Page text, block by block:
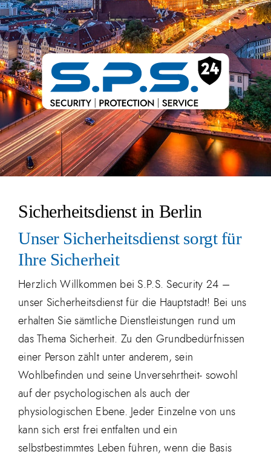
Sicherheitsdienst in Berlin
Unser Sicherheitsdienst sorgt für
Ihre Sicherheit
Herzlich Willkommen bei S.P.S. Security 24 –
unser Sicherheitsdienst für die Hauptstadt! Bei uns
erhalten Sie sämtliche Dienstleistungen rund um
das Thema Sicherheit. Zu den Grundbedürfnissen
einer Person zählt unter anderem, sein
Wohlbefinden und seine Unversehrtheit- sowohl
auf der psychologischen als auch der
physiologischen Ebene. Jeder Einzelne von uns
kann sich erst frei entfalten und ein
selbstbestimmtes Leben führen, wenn die Basis